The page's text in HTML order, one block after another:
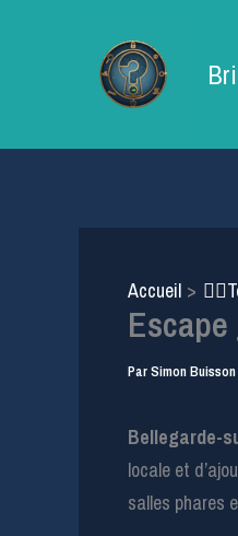
Accueil
ParSimon Buisson
Bellegarde-
locale et
salles phares